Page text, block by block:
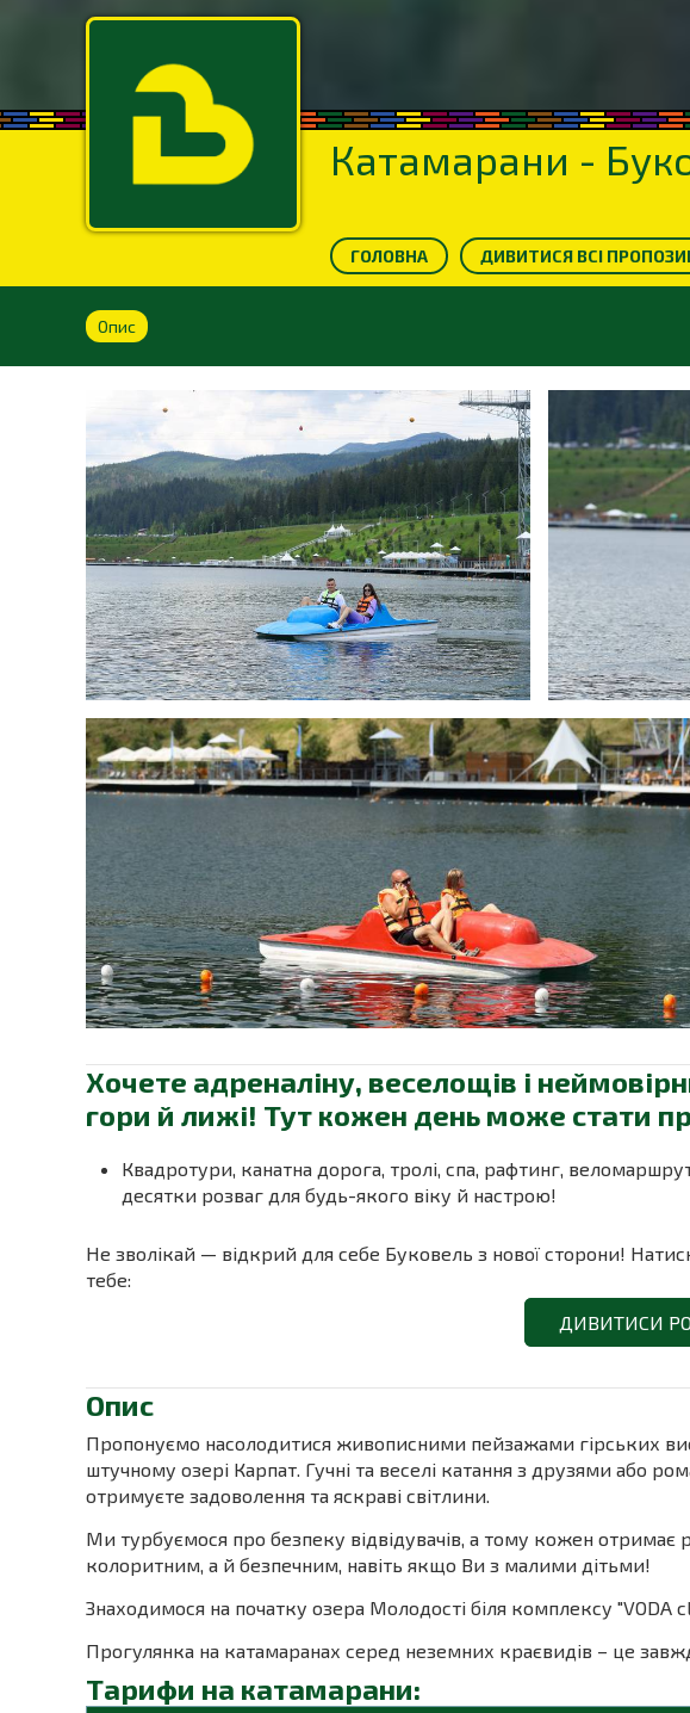
Катамарани -
ГОЛОВНА ДИВИТИСЯ ВСІ
Опис
Хочете адреналіну, веселощів і
гори й лижі! Тут кожен день може стати
Квадротури, канатна дорога, тролі, спа, рафтинг,
десятки розваг для будь-якого віку й настрою!
Не зволікай — відкрий для себе Буковель з нової сторони!
тебе:
ДИВИТИСИ
Опис
Пропонуємо насолодитися живописними пейзажами гірських
штучному озері Карпат. Гучні та веселі катання з друзями або
отримуєте задоволення та яскраві світлини.
Ми турбуємося про безпеку відвідувачів, а тому кожен
колоритним, а й безпечним, навіть якщо Ви з малими дітьми!
Знаходимося на початку озера Молодості біля комплексу "VODA
Прогулянка на катамаранах серед неземних краєвидів – це
Тарифи на катамарани: